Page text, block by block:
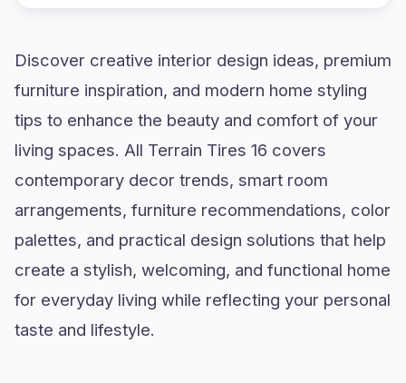
Discover creative interior design ideas, premium
furniture inspiration, and modern home styling
tips to enhance the beauty and comfort of your
living spaces. All Terrain Tires 16 covers
contemporary decor trends, smart room
arrangements, furniture recommendations, color
palettes, and practical design solutions that help
create a stylish, welcoming, and functional home
for everyday living while reflecting your personal
taste and lifestyle.